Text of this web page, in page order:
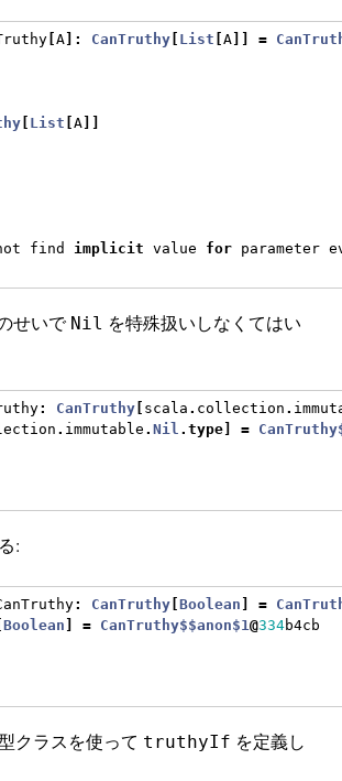
[A ]: CanTruthy List [A =
List [A
find implicit value for parameter
せいで Nil を特殊扱いしなくてはい
: CanTruthy scala . collection .
. immutable .Nil .type =
:
: CanTruthy [Boolean =
[Boolean = CanTruthy$$anon$1@334b4cb
クラスを使って truthyIf を定義し